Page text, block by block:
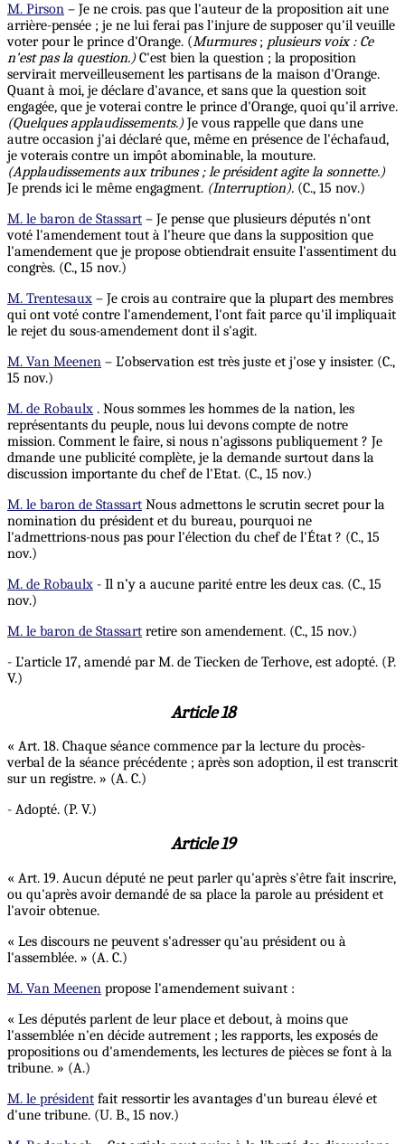
M. Pirson – Je ne crois. pas que l'auteur de la proposition ait une
arrière-pensée ; je ne lui ferai pas l'injure de supposer qu'il veuille
voter pour le prince d'Orange. (Murmures; plusieurs voix : Ce
n'est pas la question.)C'est bien la question ; la proposition
servirait merveilleusement les partisans de la maison d'Orange.
Quant à moi, je déclare d'avance, et sans que la question soit
engagée, que je voterai contre le prince d'Orange, quoi qu'il arrive.
(Quelques applaudissements.)Je vous rappelle que dans une
autre occasion j'ai déclaré que, même en présence de l'échafaud,
je voterais contre un impôt abominable, la mouture.
(Applaudissements aux tribunes ; le président agite la sonnette.)
Je prends ici le même engagment. (Interruption). (C., 15 nov.)
M. le baron de Stassart – Je pense que plusieurs députés n'ont
voté l'amendement tout à l'heure que dans la supposition que
l'amendement que je propose obtiendrait ensuite l'assentiment du
congrès. (C., 15 nov.)
M. Trentesaux – Je crois au contraire que la plupart des membres
qui ont voté contre l'amendement, l'ont fait parce qu'il impliquait
le rejet du sous-amendement dont il s'agit.
M. Van Meenen – L’observation est très juste et j'ose y insister. (C.,
15 nov.)
M. de Robaulx . Nous sommes les hommes de la nation, les
représentants du peuple, nous lui devons compte de notre
mission. Comment le faire, si nous n'agissons publiquement ? Je
dmande une publicité complète, je la demande surtout dans la
discussion importante du chef de l'Etat. (C., 15 nov.)
M. le baron de Stassart Nous admettons le scrutin secret pour la
nomination du président et du bureau, pourquoi ne
l'admettrions-nous pas pour l'élection du chef de l'État ? (C., 15
nov.)
M. de Robaulx - Il n’y a aucune parité entre les deux cas. (C., 15
nov.)
M. le baron de Stassart retire son amendement. (C., 15 nov.)
- L’article 17, amendé par M. de Tiecken de Terhove, est adopté. (P.
V.)
Article 18
« Art. 18. Chaque séance commence par la lecture du procès-
verbal de la séance précédente ; après son adoption, il est transcrit
sur un registre. » (A. C.)
- Adopté. (P. V.)
Article 19
« Art. 19. Aucun député ne peut parler qu'après s'être fait inscrire,
ou qu'après avoir demandé de sa place la parole au président et
l'avoir obtenue.
« Les discours ne peuvent s'adresser qu'au président ou à
l'assemblée. » (A. C.)
M. Van Meenen propose l'amendement suivant :
« Les députés parlent de leur place et debout, à moins que
l'assemblée n'en décide autrement ; les rapports, les exposés de
propositions ou d'amendements, les lectures de pièces se font à la
tribune. » (A.)
M. le président fait ressortir les avantages d'un bureau élevé et
d'une tribune. (U. B., 15 nov.)